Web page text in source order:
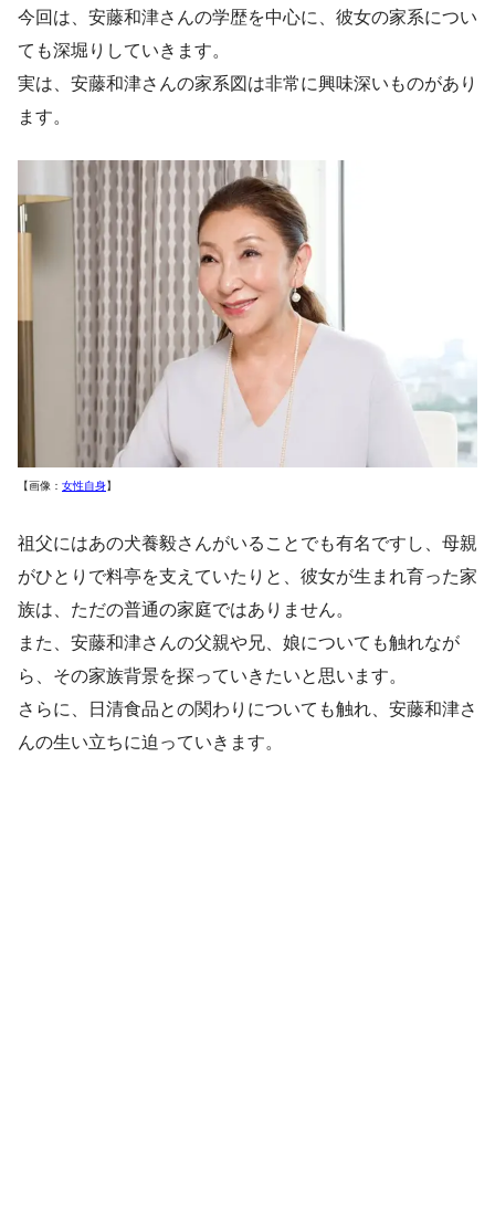
今回は、安藤和津さんの学歴を中心に、彼女の家系につい
ても深堀りしていきます。
実は、安藤和津さんの家系図は非常に興味深いものがあり
ます。
【画像： 女性自身】
祖父にはあの犬養毅さんがいることでも有名ですし、母親
がひとりで料亭を支えていたりと、彼女が生まれ育った家
族は、ただの普通の家庭ではありません。
また、安藤和津さんの父親や兄、娘についても触れなが
ら、その家族背景を探っていきたいと思います。
さらに、日清食品との関わりについても触れ、安藤和津さ
んの生い立ちに迫っていきます。